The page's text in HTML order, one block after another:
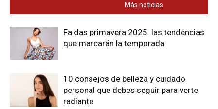
Más noticias
Faldas primavera 2025: las tendencias
que marcarán la temporada
10 consejos de belleza y cuidado
personal que debes seguir para verte
radiante